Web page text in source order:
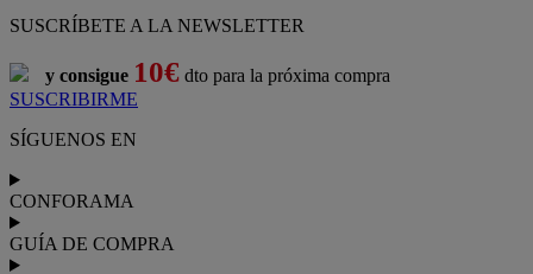
SUSCRÍBETE A LA NEWSLETTER
y consigue 10€ dto para la próxima compra
SUSCRIBIRME
SÍGUENOS EN
CONFORAMA
GUÍA DE COMPRA